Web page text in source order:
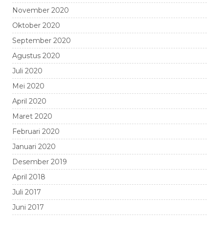
November 2020
Oktober 2020
September 2020
Agustus 2020
Juli 2020
Mei 2020
April 2020
Maret 2020
Februari 2020
Januari 2020
Desember 2019
April 2018
Juli 2017
Juni 2017